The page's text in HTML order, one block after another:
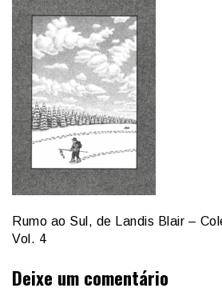
Rumo ao Sul, de Landis Blair –
Vol. 4
Deixe um comentário